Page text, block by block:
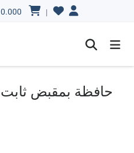
|
0.000